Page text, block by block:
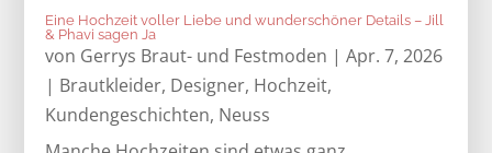
Eine Hochzeit voller Liebe und wunderschöner Details – Jill
& Phavi sagen Ja
von Gerrys Braut- und Festmoden |Apr. 7, 2026
| Brautkleider, Designer, Hochzeit,
Kundengeschichten, Neuss